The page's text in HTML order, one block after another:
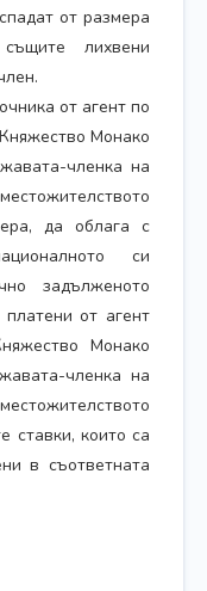
от размера
лихвени
от агент по
Монако
членка на
да облага с
си
задълженото
от агент
Монако
членка на
ставки, които са
в съответната